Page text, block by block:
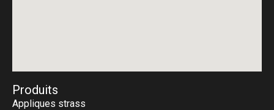
Produits
Appliques strass